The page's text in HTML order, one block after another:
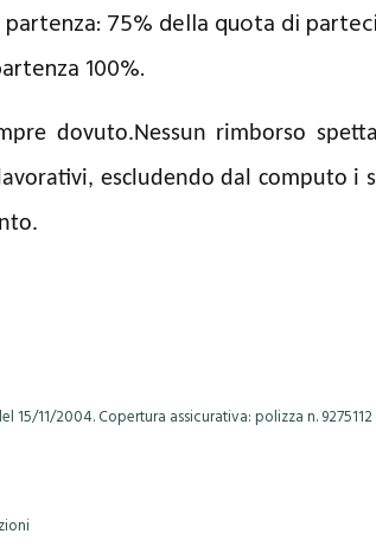
75% della quota di
100%.
dovuto.Nessun rimborso
escludendo dal computo
15/11/2004. Copertura assicurativa: polizza n.